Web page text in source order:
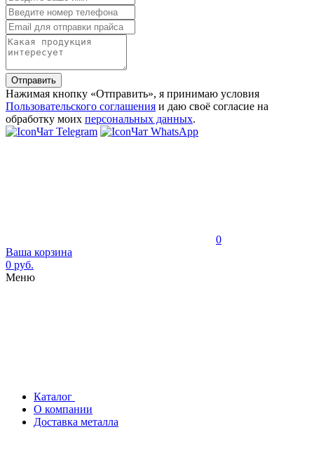
Отправить
Нажимая кнопку «Отправить», я принимаю условия
Пользовательского соглашения и даю своё согласие на
обработку моих персональных данных.
Чат Telegram
Чат WhatsApp
0
Ваша корзина
0 руб.
Меню
Каталог
О компании
Доставка металла